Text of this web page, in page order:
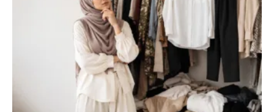
INI ANTARA 24 KEBAIKAN MEMAKAI KRIM MALAM:
1.Memperbaiki kerosakan yang terjadi pada kulit wajah.
2.Melembapkan daerah tertentu pada wajah yang kering.
3.Membuat kulit menjadi lebih baik dan tekstur kulit wajah